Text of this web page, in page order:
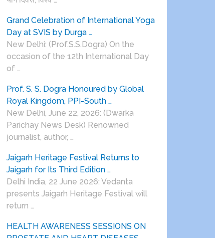
Grand Celebration of International Yoga
Day at SVIS by Durga …
New Delhi: (Prof.S.S.Dogra) On the
occasion of the 12th International Day
of …
Prof. S. S. Dogra Honoured by Global
Royal Kingdom, PPI-South …
New Delhi, June 22, 2026: (Dwarka
Parichay News Desk) Renowned
journalist, author, …
Jaigarh Heritage Festival Returns to
Jaigarh for Its Third Edition …
Delhi India, 22 June 2026: Vedanta
presents Jaigarh Heritage Festival will
return …
HEALTH AWARENESS SESSIONS ON